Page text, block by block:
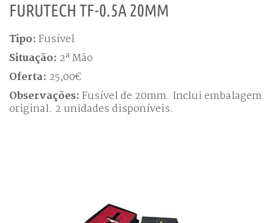
FURUTECH TF-0.5A 20MM
Tipo: Fusível
Situação: 2ª Mão
Oferta: 25,00€
Observações: Fusível de 20mm. Inclui embalagem
original. 2 unidades disponíveis.